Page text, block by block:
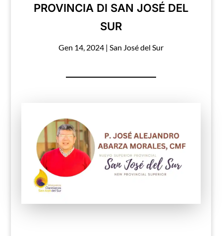
PROVINCIA DI SAN JOSÉ DEL
SUR
Gen 14, 2024| San José del Sur